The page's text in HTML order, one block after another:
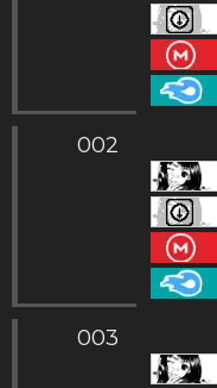
002
003